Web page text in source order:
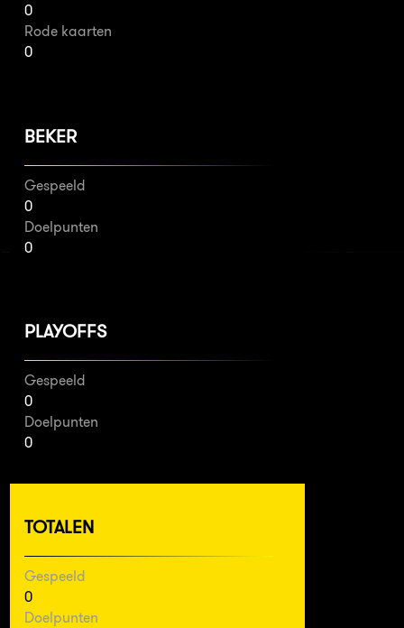
0
Rode kaarten
0
BEKER
Gespeeld
0
Doelpunten
0
PLAYOFFS
Gespeeld
0
Doelpunten
0
TOTALEN
Gespeeld
0
Doelpunten